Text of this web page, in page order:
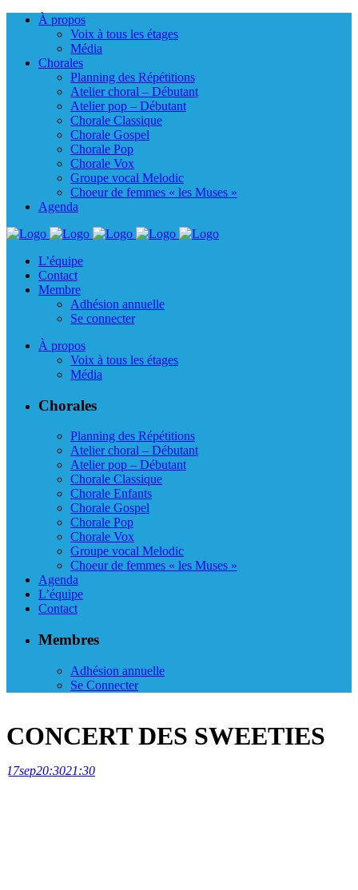
À propos
Voix à tous les étages
Média
Chorales
Planning des Répétitions
Atelier choral – Débutant
Atelier pop – Débutant
Chorale Classique
Chorale Gospel
Chorale Pop
Chorale Vox
Groupe vocal Melodic
Choeur de femmes « les Muses »
Agenda
L’équipe
Contact
Membre
Adhésion annuelle
Se connecter
À propos
Voix à tous les étages
Média
Chorales
Planning des Répétitions
Atelier choral – Débutant
Atelier pop – Débutant
Chorale Classique
Chorale Enfants
Chorale Gospel
Chorale Pop
Chorale Vox
Groupe vocal Melodic
Choeur de femmes « les Muses »
Agenda
L’équipe
Contact
Membres
Adhésion annuelle
Se Connecter
CONCERT DES SWEETIES
17sep20:3021:30